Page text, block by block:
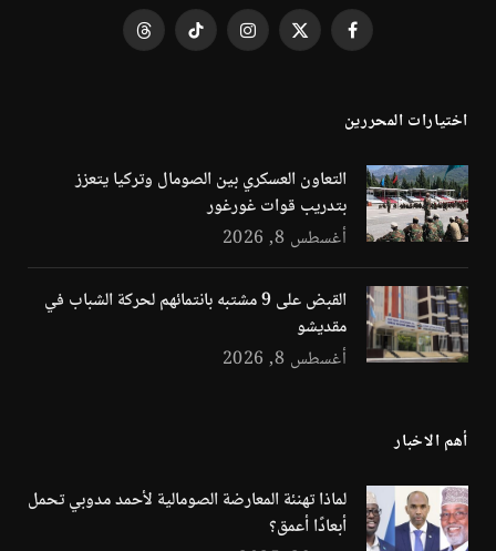
فيسبوك X
الانستغرامتيكتوك Threads
اختيارات المحررين
التعاون العسكري بين الصومال وتركيا يتعزز
بتدريب قوات غورغور
أغسطس 8, 2026
القبض على 9 مشتبه بانتمائهم لحركة الشباب في
مقديشو
أغسطس 8, 2026
أهم الاخبار
لماذا تهنئة المعارضة الصومالية لأحمد مدوبي تحمل
أبعادًا أعمق؟